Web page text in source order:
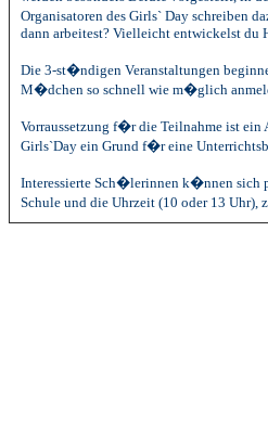
Organisatoren des Girls` Day schreiben
dann arbeitest? Vielleicht entwickelst du
Die 3-st�ndigen Veranstaltungen
M�dchen so schnell wie m�glich
Vorraussetzung f�r die Teilnahme ist ein
Girls`Day ein Grund f�r eine
Interessierte Sch�lerinnen k�nnen sich
Schule und die Uhrzeit (10 oder 13 Uhr),